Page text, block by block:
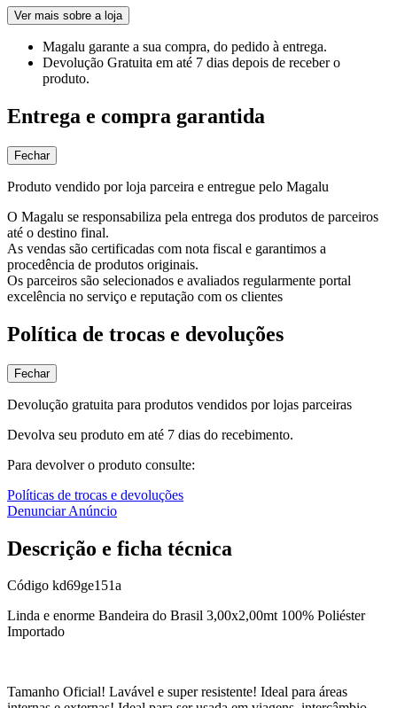
Ver mais sobre a loja
Magalu garante a sua compra, do pedido à entrega.
Devolução Gratuita em até 7 dias depois de receber o
produto.
Entrega e compra garantida
Fechar
Produto vendido por loja parceira e entregue pelo Magalu
O Magalu se responsabiliza pela entrega dos produtos de parceiros
até o destino final.
As vendas são certificadas com nota fiscal e garantimos a
procedência de produtos originais.
Os parceiros são selecionados e avaliados regularmente portal
excelência no serviço e reputação com os clientes
Política de trocas e devoluções
Fechar
Devolução gratuita para produtos vendidos por lojas parceiras
Devolva seu produto em até 7 dias do recebimento.
Para devolver o produto consulte:
Políticas de trocas e devoluções
Denunciar Anúncio
Descrição e ficha técnica
Código kd69ge151a
Linda e enorme Bandeira do Brasil 3,00x2,00mt 100% Poliéster
Importado
Tamanho Oficial! Lavável e super resistente! Ideal para áreas